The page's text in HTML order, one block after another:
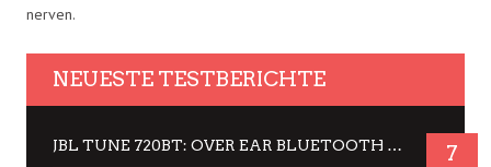
nerven.
NEUESTE TESTBERICHTE
JBL TUNE 720BT: OVER EAR BLUETOOTH KOPFHÖRER UM DIE 50,-€ IM DAUER-TEST 7